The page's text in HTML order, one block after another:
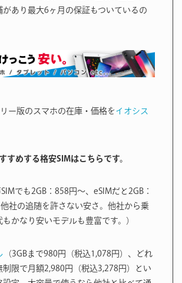
があり最大6ヶ月の保証もついているの
ー版のスマホの在庫・価格を イオシス
すめする格安SIMはこちらです。
SIMでも2GB：858円〜、eSIMだと2GB：
社の追随を許さない安さ。他社から乗
もかなり安いモデルも豊富です。）
（3GBまで980円（税込1,078円）、どれ
制限で月額2,980円（税込3,278円）とい